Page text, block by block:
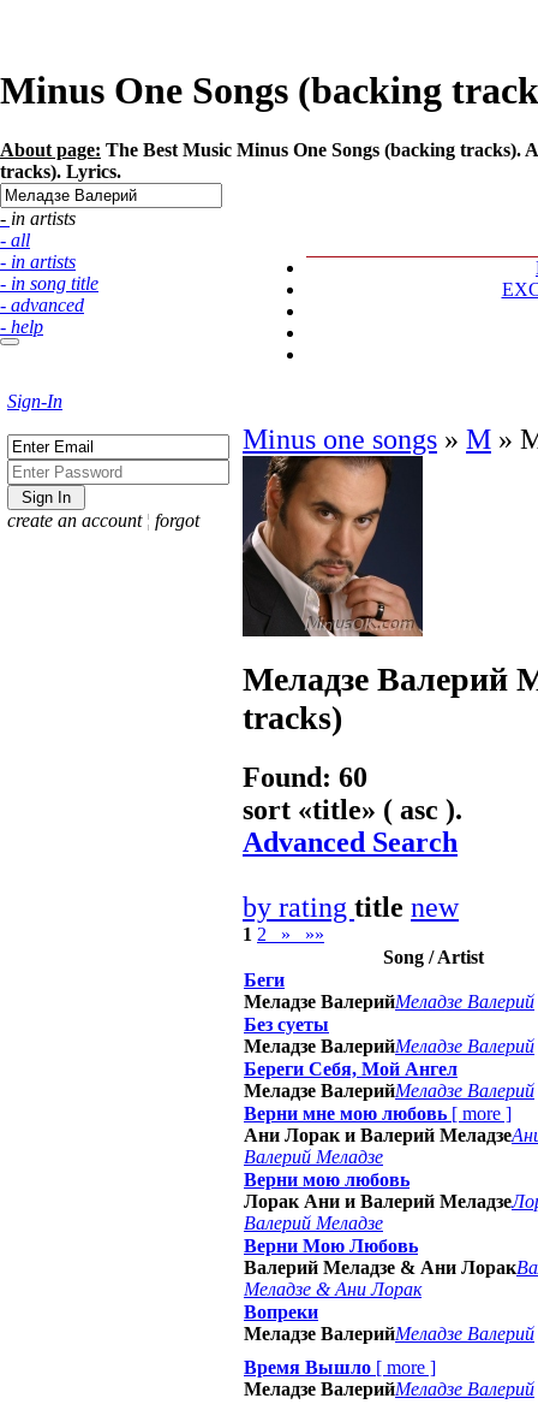
Minus One Songs (backing
About page: The Best Music Minus One Songs (backing tracks).
tracks). Lyrics.
- in artists
- all
- in artists
- in song title
- advanced
- help
Sign-In
create an account ¦ forgot
Minus one songs » М »
Меладзе Валерий
tracks)
Found: 60
sort «title» ( asc ).
Advanced Search
by rating title new
1 2 »
»»
Song / Artist
Беги
Меладзе ВалерийМеладзе Валерий
Без суеты
Меладзе ВалерийМеладзе Валерий
Береги Себя, Мой Ангел
Меладзе ВалерийМеладзе Валерий
Верни мне мою любовь [ more ]
Ани Лорак и Валерий Меладзе
Валерий Меладзе
Верни мою любовь
Лорак Ани и Валерий Меладзе
Валерий Меладзе
Верни Мою Любовь
Валерий Меладзе & Ани Лорак
Меладзе & Ани Лорак
Вопреки
Меладзе ВалерийМеладзе Валерий
Время Вышло [ more ]
Меладзе ВалерийМеладзе Валерий